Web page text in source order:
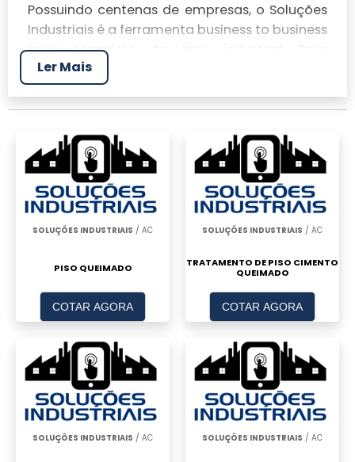
Possuindo centenas de empresas, o Soluções
Industriais é a ferramenta business to business
mais completo da área industrial. Para
realizar um orçamento de Cimento queimado
marmorizado, clique em um ou mais dos
anuciantes a seguir:
Ler Mais
SOLUÇÕES INDUSTRIAIS / AC
PISO QUEIMADO
COTAR AGORA
SOLUÇÕES INDUSTRIAIS / AC
TRATAMENTO DE PISO CIMENTO
QUEIMADO
COTAR AGORA
SOLUÇÕES INDUSTRIAIS / AC SOLUÇÕES INDUSTRIAIS / AC